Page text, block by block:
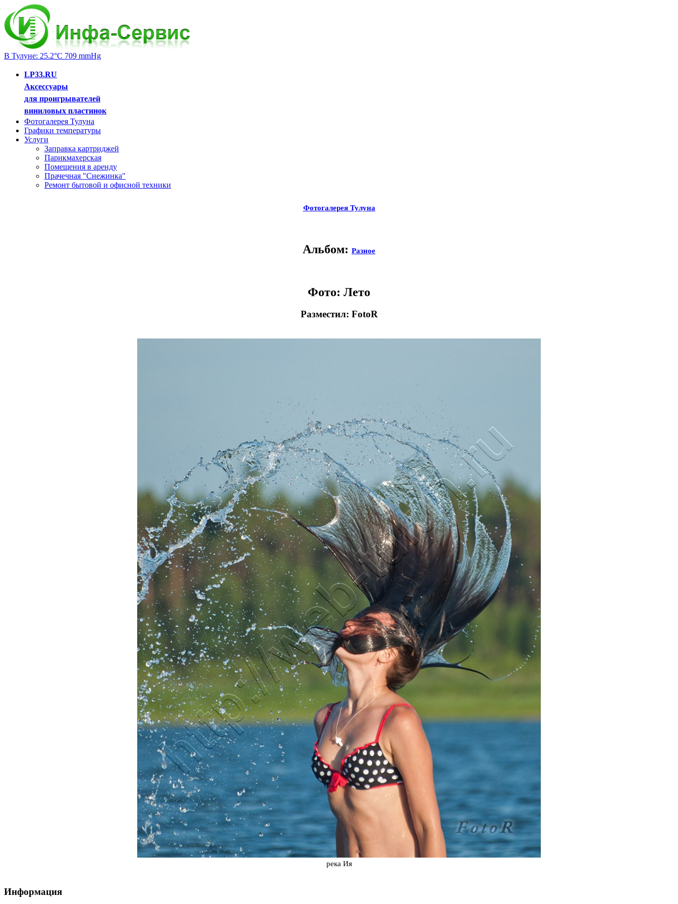
В Тулуне: 25.2°C 709 mmHg
LP33.RU
Аксессуары
для проигрывателей
виниловых пластинок
Фотогалерея Тулуна
Графики температуры
Услуги
Заправка картриджей
Парикмахерская
Помещения в аренду
Прачечная "Снежинка"
Ремонт бытовой и офисной техники
Фотогалерея Тулуна
Альбом: Разное
Фото: Лето
Разместил: FotoR
река Ия
Информация